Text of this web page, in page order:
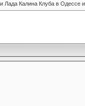
Лада Калина Клуба в Одессе